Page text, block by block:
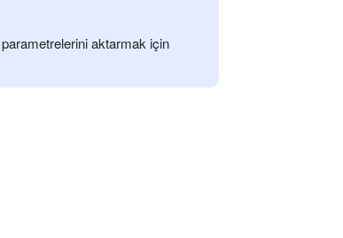
parametrelerini aktarmak için